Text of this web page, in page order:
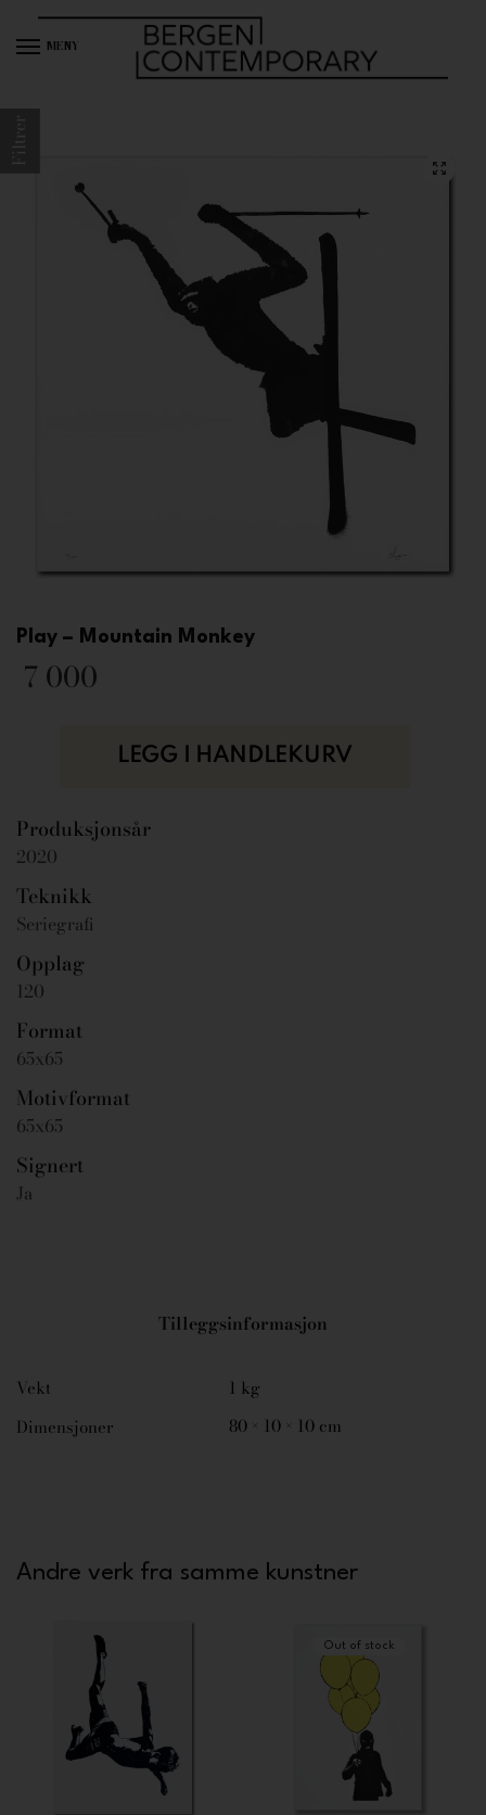
MENY
Play – Mountain Monkey
7 000
LEGG I HANDLEKURV
Produksjonsår
2020
Teknikk
Seriegrafi
Opplag
120
Format
65x65
Motivformat
65x65
Signert
Ja
Tilleggsinformasjon
Vekt
1 kg
Dimensjoner
80 × 10 × 10 cm
Andre verk fra samme kunstner
Out of stock
Filtrer